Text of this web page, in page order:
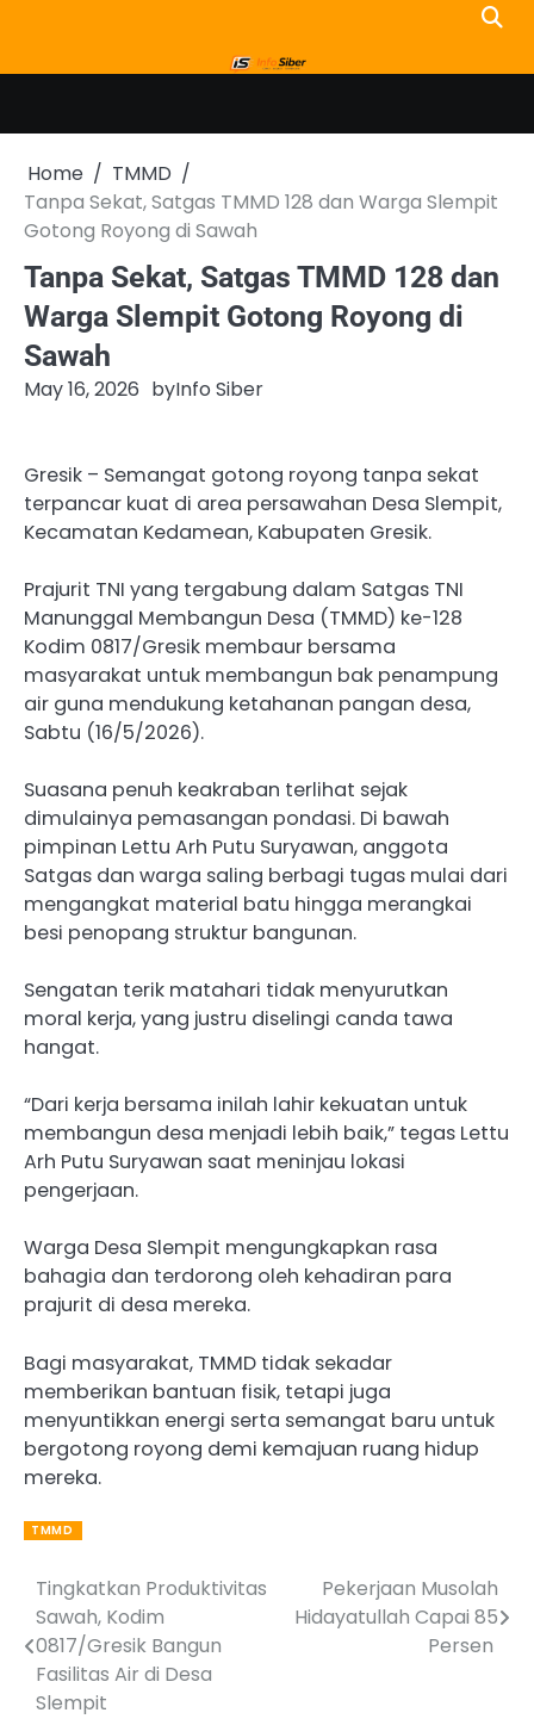
content
Home
TMMD
Tanpa Sekat, Satgas TMMD 128 dan Warga Slempit
Gotong Royong di Sawah
Tanpa Sekat, Satgas TMMD 128 dan
Warga Slempit Gotong Royong di
Sawah
May 16, 2026 byInfo Siber
Gresik – Semangat gotong royong tanpa sekat
terpancar kuat di area persawahan Desa Slempit,
Kecamatan Kedamean, Kabupaten Gresik.
Prajurit TNI yang tergabung dalam Satgas TNI
Manunggal Membangun Desa (TMMD) ke-128
Kodim 0817/Gresik membaur bersama
masyarakat untuk membangun bak penampung
air guna mendukung ketahanan pangan desa,
Sabtu (16/5/2026).
Suasana penuh keakraban terlihat sejak
dimulainya pemasangan pondasi. Di bawah
pimpinan Lettu Arh Putu Suryawan, anggota
Satgas dan warga saling berbagi tugas mulai dari
mengangkat material batu hingga merangkai
besi penopang struktur bangunan.
Sengatan terik matahari tidak menyurutkan
moral kerja, yang justru diselingi canda tawa
hangat.
“Dari kerja bersama inilah lahir kekuatan untuk
membangun desa menjadi lebih baik,” tegas Lettu
Arh Putu Suryawan saat meninjau lokasi
pengerjaan.
Warga Desa Slempit mengungkapkan rasa
bahagia dan terdorong oleh kehadiran para
prajurit di desa mereka.
Bagi masyarakat, TMMD tidak sekadar
memberikan bantuan fisik, tetapi juga
menyuntikkan energi serta semangat baru untuk
bergotong royong demi kemajuan ruang hidup
mereka.
TMMD
Post
navigation
Tingkatkan Produktivitas
Sawah, Kodim
0817/Gresik Bangun
Fasilitas Air di Desa
Slempit
‎Pekerjaan Musolah
Hidayatullah Capai 85
Persen ‎